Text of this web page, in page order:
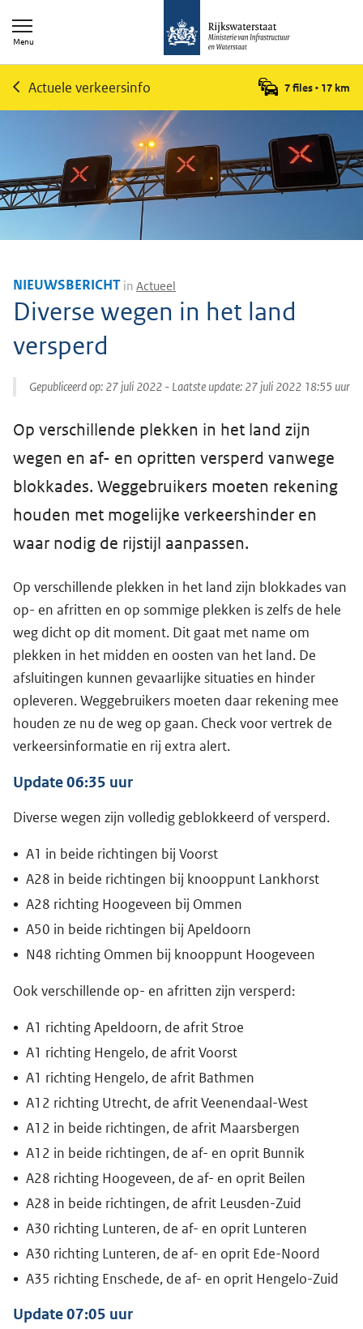
Menu
Actuele verkeersinfo 7 files• 17 km
NIEUWSBERICHT in Actueel
Diverse wegen in het land
versperd
Gepubliceerd op: 27 juli 2022 - Laatste update: 27 juli 2022 18:55 uur
Op verschillende plekken in het land zijn
wegen en af- en opritten versperd vanwege
blokkades. Weggebruikers moeten rekening
houden met mogelijke verkeershinder en
waar nodig de rijstijl aanpassen.
Op verschillende plekken in het land zijn blokkades van
op- en afritten en op sommige plekken is zelfs de hele
weg dicht op dit moment. Dit gaat met name om
plekken in het midden en oosten van het land. De
afsluitingen kunnen gevaarlijke situaties en hinder
opleveren. Weggebruikers moeten daar rekening mee
houden ze nu de weg op gaan. Check voor vertrek de
verkeersinformatie en rij extra alert.
Update 06:35 uur
Diverse wegen zijn volledig geblokkeerd of versperd.
A1 in beide richtingen bij Voorst
A28 in beide richtingen bij knooppunt Lankhorst
A28 richting Hoogeveen bij Ommen
A50 in beide richtingen bij Apeldoorn
N48 richting Ommen bij knooppunt Hoogeveen
Ook verschillende op- en afritten zijn versperd:
A1 richting Apeldoorn, de afrit Stroe
A1 richting Hengelo, de afrit Voorst
A1 richting Hengelo, de afrit Bathmen
A12 richting Utrecht, de afrit Veenendaal-West
A12 in beide richtingen, de afrit Maarsbergen
A12 in beide richtingen, de af- en oprit Bunnik
A28 richting Hoogeveen, de af- en oprit Beilen
A28 in beide richtingen, de afrit Leusden-Zuid
A30 richting Lunteren, de af- en oprit Lunteren
A30 richting Lunteren, de af- en oprit Ede-Noord
A35 richting Enschede, de af- en oprit Hengelo-Zuid
Update 07:05 uur